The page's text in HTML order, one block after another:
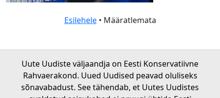
Esilehele• Määratlemata
Uute Uudiste väljaandja on Eesti Konservatiivne
Rahvaerakond. Uued Uudised peavad oluliseks
sõnavabadust. See tähendab, et Uutes Uudistes